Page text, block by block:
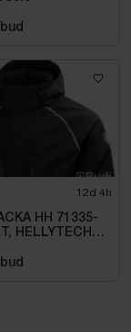
bud
12d 4h
HH 71335-
HELLYTECH
bud